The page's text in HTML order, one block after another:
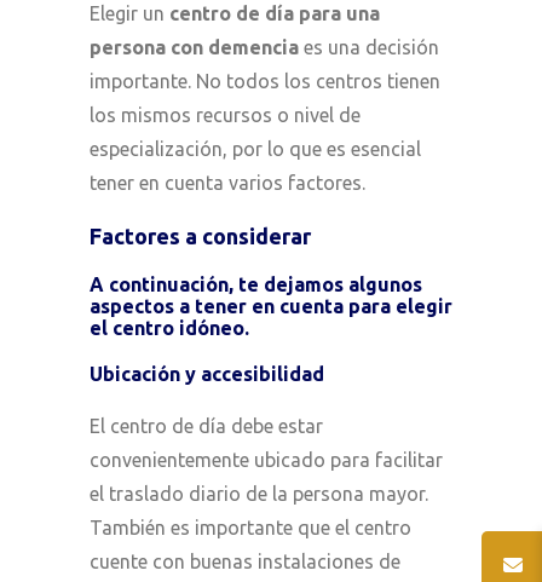
Elegir un centro de día para una
persona con demencia es una decisión
importante. No todos los centros tienen
los mismos recursos o nivel de
especialización, por lo que es esencial
tener en cuenta varios factores.
Factores a considerar
A continuación, te dejamos algunos
aspectos a tener en cuenta para elegir
el centro idóneo.
Ubicación y accesibilidad
El centro de día debe estar
convenientemente ubicado para facilitar
el traslado diario de la persona mayor.
También es importante que el centro
cuente con buenas instalaciones de